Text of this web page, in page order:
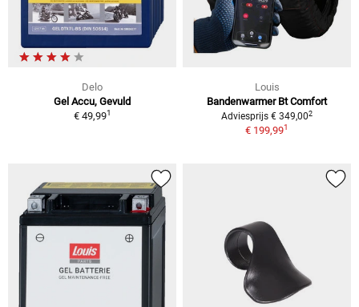
Delo
Gel Accu, Gevuld
€ 49,991
Louis
Bandenwarmer Bt Comfort
Adviesprijs € 349,002
€ 199,991